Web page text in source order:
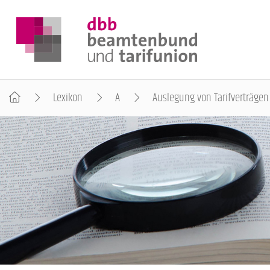
DER DBB
BEAMTINNEN & BEAMTE
ARBEITNEHMENDE
POLITIK & POSITIONEN
Lexikon A Auslegung von Tarifverträgen